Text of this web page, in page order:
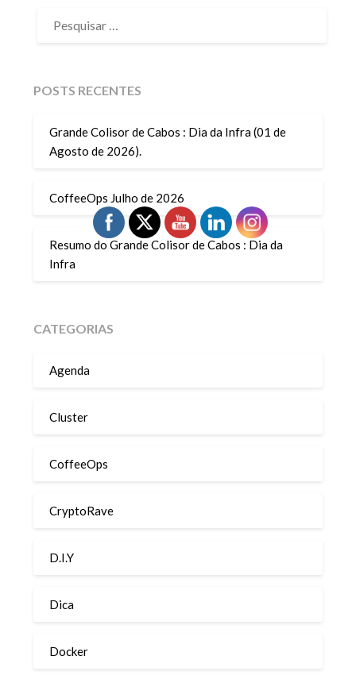
POR:
POSTS RECENTES
Grande Colisor de Cabos : Dia da Infra (01 de
Agosto de 2026).
CoffeeOps Julho de 2026
Resumo do Grande Colisor de Cabos : Dia da
Infra
CATEGORIAS
Agenda
Cluster
CoffeeOps
CryptoRave
D.I.Y
Dica
Docker